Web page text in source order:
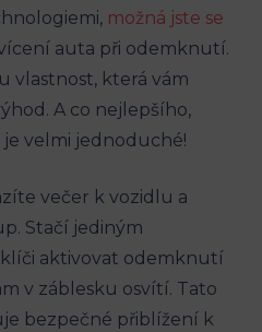
možná jste se
auta při odemknutí.
vlastnost, která vám
A co nejlepšího,
velmi jednoduché!
večer k vozidlu a
Stačí jediným
aktivovat odemknutí
v záblesku osvítí. Tato
bezpečné přiblížení k